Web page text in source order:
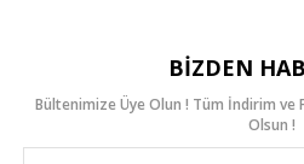
BIZDEN
Bültenimize Üye Olun ! Tüm İndirim ve
Olsun !